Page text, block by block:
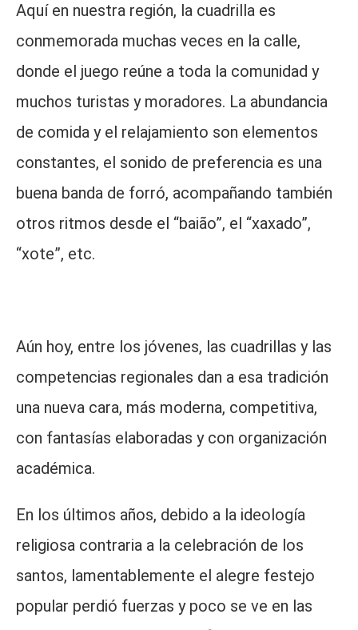
Aquí en nuestra región, la cuadrilla es
conmemorada muchas veces en la calle,
donde el juego reúne a toda la comunidad y
muchos turistas y moradores. La abundancia
de comida y el relajamiento son elementos
constantes, el sonido de preferencia es una
buena banda de forró, acompañando también
otros ritmos desde el “baião”, el “xaxado”,
“xote”, etc.
Aún hoy, entre los jóvenes, las cuadrillas y las
competencias regionales dan a esa tradición
una nueva cara, más moderna, competitiva,
con fantasías elaboradas y con organización
académica.
En los últimos años, debido a la ideología
religiosa contraria a la celebración de los
santos, lamentablemente el alegre festejo
popular perdió fuerzas y poco se ve en las